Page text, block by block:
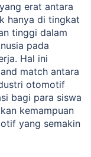
erat antara
hanya di tingkat
tinggi dalam
pada
Hal ini
match antara
otomotif
bagi para siswa
kemampuan
yang semakin